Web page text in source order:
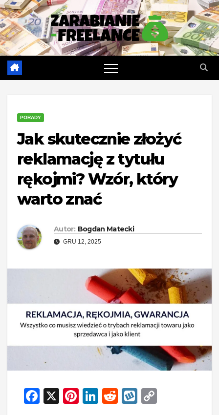
Skip
to
content
PORADY
Jak skutecznie złożyć
reklamację z tytułu
rękojmi? Wzór, który
warto znać
Autor: Bogdan Matecki
GRU 12, 2025
F
X
Pi
Li
R
W